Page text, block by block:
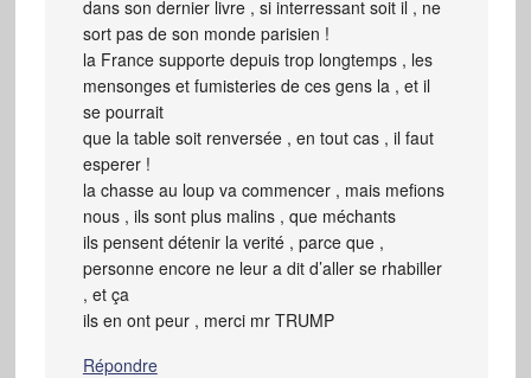
dans son dernier livre , si interressant soit il , ne
sort pas de son monde parisien !
la France supporte depuis trop longtemps , les
mensonges et fumisteries de ces gens la , et il
se pourrait
que la table soit renversée , en tout cas , il faut
esperer !
la chasse au loup va commencer , mais mefions
nous , ils sont plus malins , que méchants
ils pensent détenir la verité , parce que ,
personne encore ne leur a dit d’aller se rhabiller
, et ça
ils en ont peur , merci mr TRUMP
Répondre